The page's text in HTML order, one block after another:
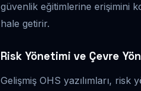
güvenlik eğitimlerine erişimini
hale getirir.
Risk Yönetimi ve Çevre
Gelişmiş OHS yazılımları,